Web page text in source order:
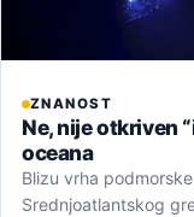
ZNANOST
Ne, nije otkriven
oceana
Blizu vrha
Srednjoatlantskog